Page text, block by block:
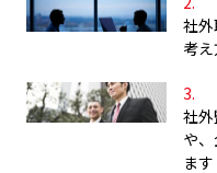
社
考
社
や
ます